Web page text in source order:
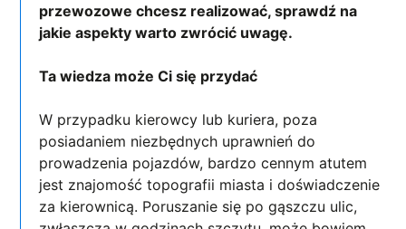
przewozowe chcesz realizować, sprawdź na
jakie aspekty warto zwrócić uwagę.
Ta wiedza może Ci się przydać
W przypadku kierowcy lub kuriera, poza
posiadaniem niezbędnych uprawnień do
prowadzenia pojazdów, bardzo cennym atutem
jest znajomość topografii miasta i doświadczenie
za kierownicą. Poruszanie się po gąszczu ulic,